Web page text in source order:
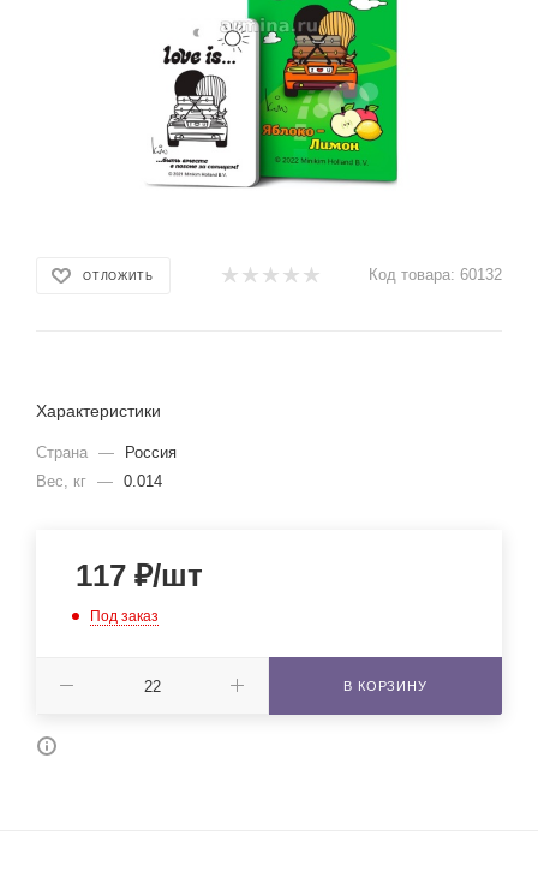
ОТЛОЖИТЬ Код товара: 60132
Характеристики
Страна —
Россия
Вес, кг — 0.014
117 ₽/шт
Под заказ
В КОРЗИНУ